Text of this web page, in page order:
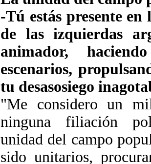
-Tú estás presente
de las izquierdas
animador,
escenarios,
tu desasosiego
"Me considero un
ninguna filiación
unidad del campo
sido unitarios,